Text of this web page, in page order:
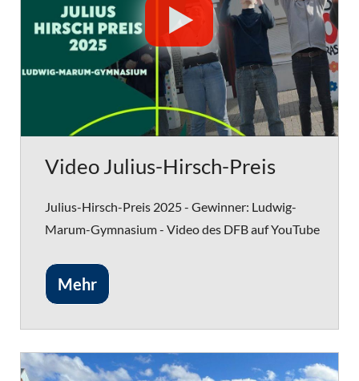
Video Julius-Hirsch-Preis
Julius-Hirsch-Preis 2025 - Gewinner: Ludwig-
Marum-Gymnasium - Video des DFB auf YouTube
Mehr